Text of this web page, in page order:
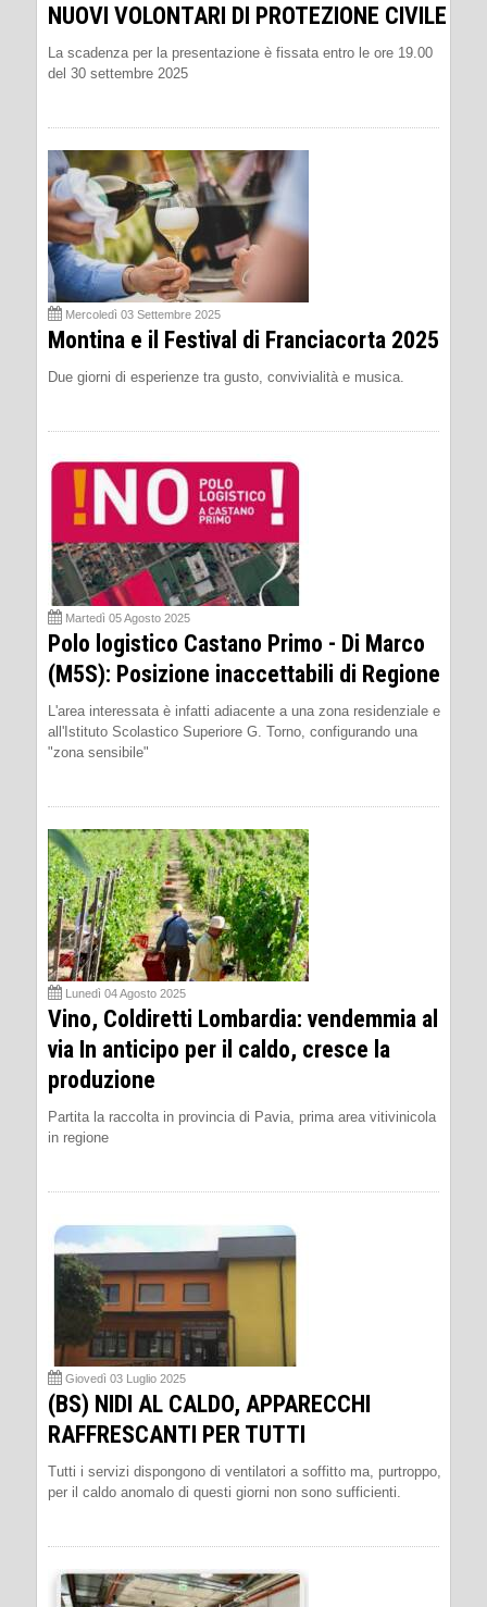
NUOVI VOLONTARI DI PROTEZIONE CIVILE
La scadenza per la presentazione è fissata entro le ore 19.00
del 30 settembre 2025
Mercoledì 03 Settembre 2025
Montina e il Festival di Franciacorta 2025
Due giorni di esperienze tra gusto, convivialità e musica.
Martedì 05 Agosto 2025
Polo logistico Castano Primo - Di Marco
(M5S): Posizione inaccettabili di Regione
L'area interessata è infatti adiacente a una zona residenziale e
all'Istituto Scolastico Superiore G. Torno, configurando una
"zona sensibile"
Lunedì 04 Agosto 2025
Vino, Coldiretti Lombardia: vendemmia al
via In anticipo per il caldo, cresce la
produzione
Partita la raccolta in provincia di Pavia, prima area vitivinicola
in regione
Giovedì 03 Luglio 2025
(BS) NIDI AL CALDO, APPARECCHI
RAFFRESCANTI PER TUTTI
Tutti i servizi dispongono di ventilatori a soffitto ma, purtroppo,
per il caldo anomalo di questi giorni non sono sufficienti.